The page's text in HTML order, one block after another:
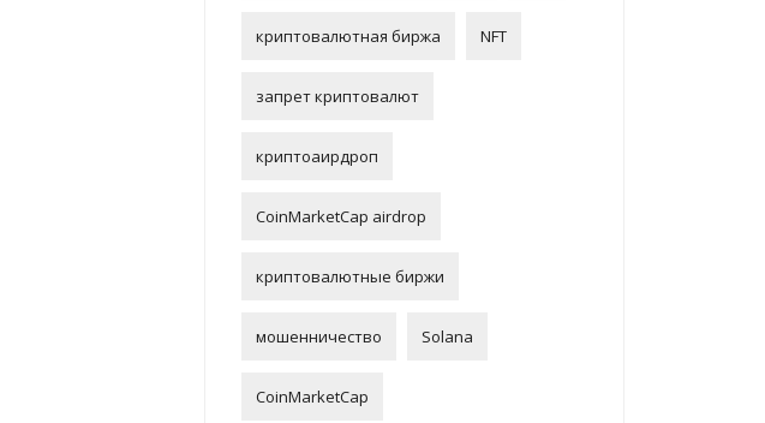
криптовалютная биржа NFT
запрет криптовалют
криптоаирдроп
CoinMarketCap airdrop
криптовалютные биржи
мошенничество Solana
CoinMarketCap